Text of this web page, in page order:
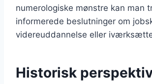
numerologiske mønstre kan man
informerede beslutninger om
videreuddannelse eller
Historisk